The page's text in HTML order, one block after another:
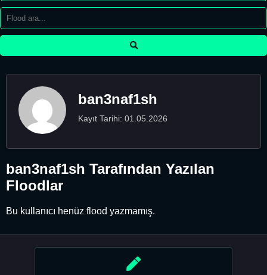
ban3naf1sh
Kayıt Tarihi: 01.05.2026
ban3naf1sh Tarafından Yazılan
Floodlar
Bu kullanıcı henüz flood yazmamış.